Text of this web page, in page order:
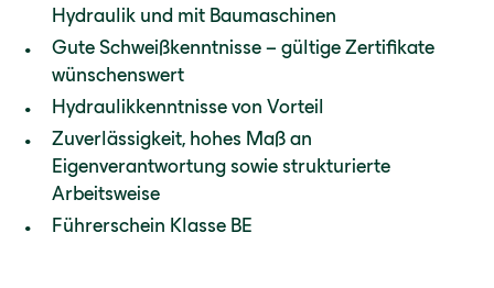
Hydraulik und mit Baumaschinen
Gute Schweißkenntnisse – gültige Zertifikate
wünschenswert
Hydraulikkenntnisse von Vorteil
Zuverlässigkeit, hohes Maß an
Eigenverantwortung sowie strukturierte
Arbeitsweise
Führerschein Klasse BE